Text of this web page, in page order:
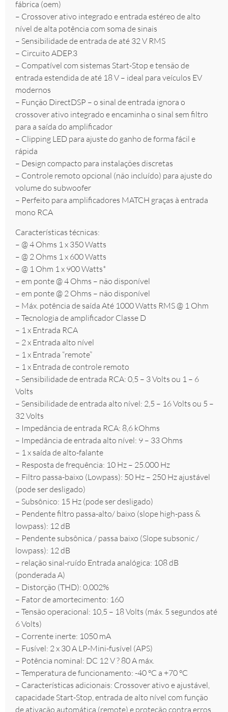
fábrica (oem)
– Crossover ativo integrado e entrada estéreo de alto
nível de alta potência com soma de sinais
– Sensibilidade de entrada de até 32 V RMS
– Circuito ADEP.3
– Compatível com sistemas Start-Stop e tensão de
entrada estendida de até 18 V – ideal para veículos EV
modernos
– Função DirectDSP – o sinal de entrada ignora o
crossover ativo integrado e encaminha o sinal sem filtro
para a saída do amplificador
– Clipping LED para ajuste do ganho de forma fácil e
rápida
– Design compacto para instalações discretas
– Controle remoto opcional (não incluído) para ajuste do
volume do subwoofer
– Perfeito para amplificadores MATCH graças à entrada
mono RCA
Características técnicas:
– @ 4 Ohms 1 x 350 Watts
– @ 2 Ohms 1 x 600 Watts
– @ 1 Ohm 1 x 900 Watts*
– em ponte @ 4 Ohms – não disponível
– em ponte @ 2 Ohms – não disponível
– Máx. potência de saída Até 1000 Watts RMS @ 1 Ohm
– Tecnologia de amplificador Classe D
– 1 x Entrada RCA
– 2 x Entrada alto nível
– 1 x Entrada “remote”
– 1 x Entrada de controle remoto
– Sensibilidade de entrada RCA: 0,5 – 3 Volts ou 1 – 6
Volts
– Sensibilidade de entrada alto nível: 2,5 – 16 Volts ou 5 –
32 Volts
– Impedância de entrada RCA: 8,6 kOhms
– Impedância de entrada alto nível: 9 – 33 Ohms
– 1 x saída de alto-falante
– Resposta de frequência: 10 Hz – 25.000 Hz
– Filtro passa-baixo (Lowpass): 50 Hz – 250 Hz ajustável
(pode ser desligado)
– Subsônico: 15 Hz (pode ser desligado)
– Pendente filtro passa-alto/ baixo (slope high-pass &
lowpass): 12 dB
– Pendente subsônica / passa baixo (Slope subsonic /
lowpass): 12 dB
– relação sinal-ruído Entrada analógica: 108 dB
(ponderada A)
– Distorção (THD): 0,002%
– Fator de amortecimento: 160
– Tensão operacional: 10,5 – 18 Volts (máx. 5 segundos até
6 Volts)
– Corrente inerte: 1050 mA
– Fusível: 2 x 30 A LP-Mini-fusível (APS)
– Potência nominal: DC 12 V ? 80 A máx.
– Temperatura de funcionamento: -40 °C a +70 °C
– Características adicionais: Crossover ativo e ajustável,
capacidade Start-Stop, entrada de alto nível com função
de ativação automática (remote) e proteção contra erros